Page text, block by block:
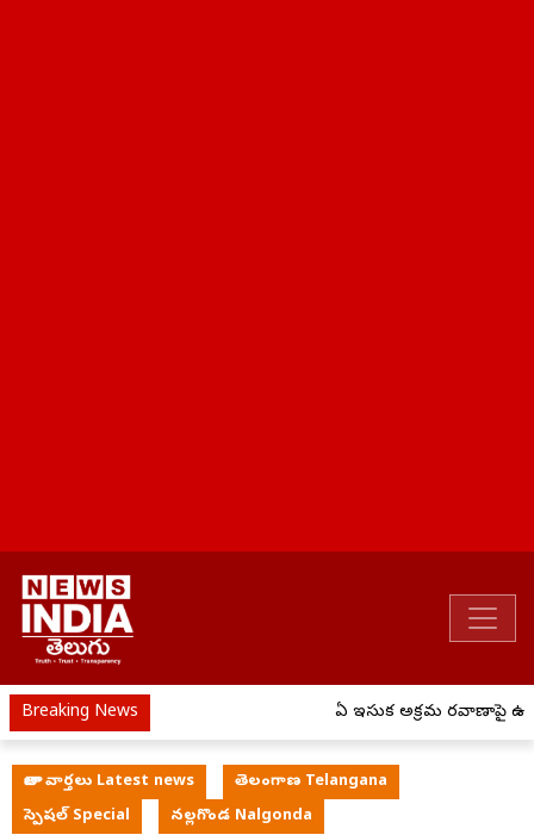
Breaking News ఏపీ ఇసుక అక్రమ రవాణాపై
తాజా వార్తలు Latest news
తెలంగాణ Telangana
స్పెషల్ Special
నల్లగొండ Nalgonda